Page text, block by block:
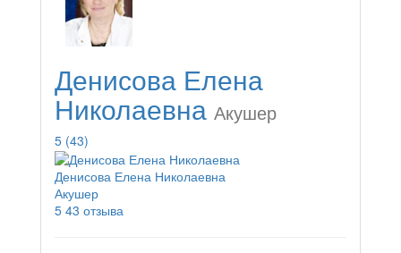
Денисова Елена
Николаевна Акушер
5 (43)
Денисова Елена Николаевна
Акушер
5 43 отзыва